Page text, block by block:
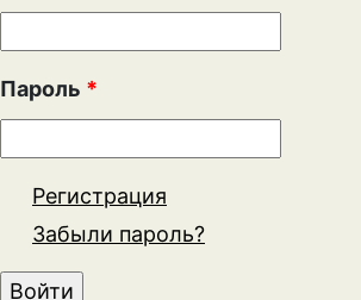
Пароль *
Регистрация
Забыли пароль?